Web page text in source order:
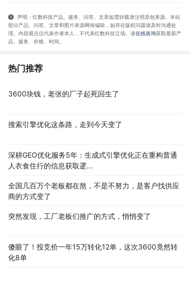
声明：红数科技产品、服务、问答、文章如需转载请注明原创来源。本站
部分产品、问答 、文章和图片来源网络编辑，如存在版权问题请及时沟通处
理。内容观点仅代表作者本人，不代表红数科技立场。请在线咨询获取最新产
品、服务、价格、时间
热门推荐
3600块钱，老张的厂子起死回生了
搜索引擎优化这条路，走到今天变了
深耕GEO优化服务5年：生成式引擎优化正在重构普通
人衣食住行的信息获取逻...
全国几百万个老板都在熬，不是不努力，是客户找供应
商的方式变了
突然发现，工厂老板们推广的方式，悄悄变了
傻眼了！投竞价一年15万转化12单，这次3600竟然转
化8单